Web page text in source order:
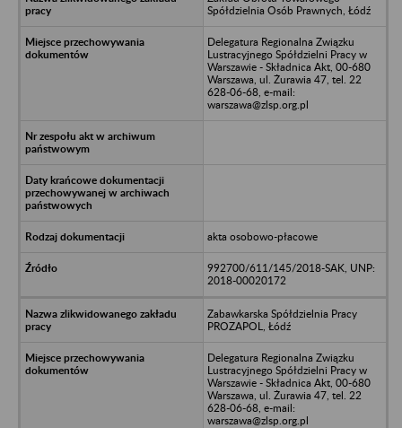
Spółdzielnia Osób Prawnych, Łódź
Delegatura Regionalna Związku
Lustracyjnego Spółdzielni Pracy w
Warszawie - Składnica Akt, 00-680
Warszawa, ul. Żurawia 47, tel. 22
628-06-68, e-mail:
warszawa@zlsp.org.pl
akta osobowo-płacowe
992700/611/145/2018-SAK, UNP:
2018-00020172
Zabawkarska Spółdzielnia Pracy
PROZAPOL, Łódź
Delegatura Regionalna Związku
Lustracyjnego Spółdzielni Pracy w
Warszawie - Składnica Akt, 00-680
Warszawa, ul. Żurawia 47, tel. 22
628-06-68, e-mail:
warszawa@zlsp.org.pl